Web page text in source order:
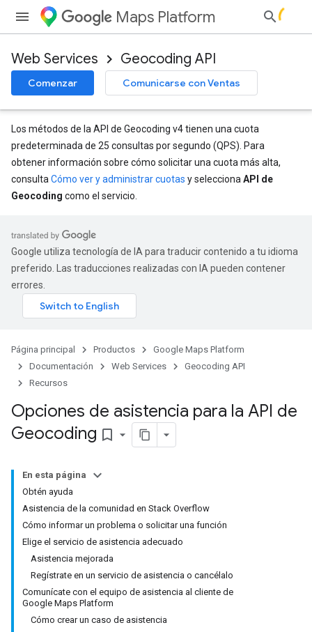
Maps Platform
Web Services Geocoding API
Comenzar Comunicarse con Ventas
Los métodos de la API de Geocoding v4 tienen una cuota
predeterminada de 25 consultas por segundo (QPS). Para
obtener información sobre cómo solicitar una cuota más alta,
consulta Cómo ver y administrar cuotas y selecciona API de
Geocoding como el servicio.
Google utiliza tecnología de IA para traducir contenido a tu idioma
preferido. Las traducciones realizadas con IA pueden contener
errores.
Página principal Productos
Google Maps Platform
Documentación
Web Services
Geocoding API
Recursos
Opciones de asistencia para la API de
Geocoding bookmark_border
En esta página
Obtén ayuda
Asistencia de la comunidad en Stack Overflow
Cómo informar un problema o solicitar una función
Elige el servicio de asistencia adecuado
Asistencia mejorada
Regístrate en un servicio de asistencia o cancélalo
Comunícate con el equipo de asistencia al cliente de
Google Maps Platform
Cómo crear un caso de asistencia